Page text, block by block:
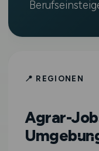
📍 REGIONEN
Agrar-